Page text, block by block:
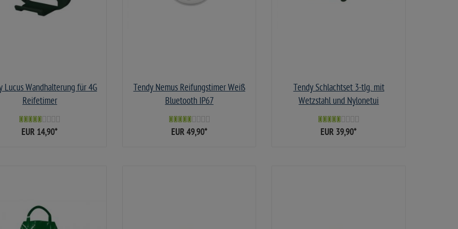
Lucus Wandhalterung für 4G
Reifetimer
EUR 14,90*
Tendy Nemus Reifungstimer Weiß
Bluetooth IP67
EUR 49,90*
Tendy Schlachtset 3-tlg. mit
Wetzstahl und Nylonetui
EUR 39,90*